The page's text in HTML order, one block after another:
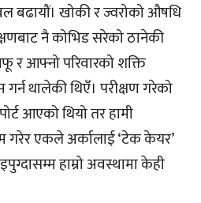
बढायौं। खोकी र ज्वरोको औषधि
नै कोभिड सरेको ठानेकी
र आफ्नो परिवारको शक्ति
गर्न थालेकी थिएँ। परीक्षण गरेको
आएको थियो तर हामी
गरेर एकले अर्कालाई ‘टेक केयर’
हाम्रो अवस्थामा केही